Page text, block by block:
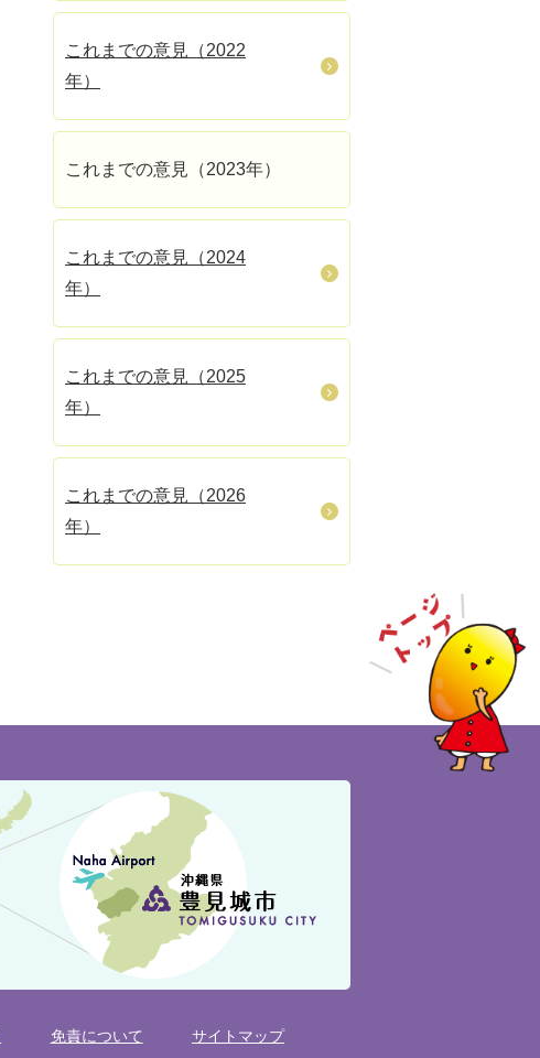
これまでの意見（2022
年）
これまでの意見（2023年）
これまでの意見（2024
年）
これまでの意見（2025
年）
これまでの意見（2026
年）
免責について サイトマップ